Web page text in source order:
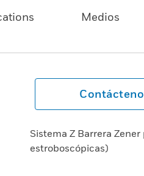
Medios
Sistema Z Barrera
estroboscópicas)